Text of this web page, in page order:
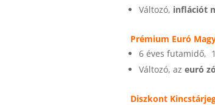
Változó, inflációt
Prémium Euró
6 éves futamidő,
Változó, az euró
Diszkont